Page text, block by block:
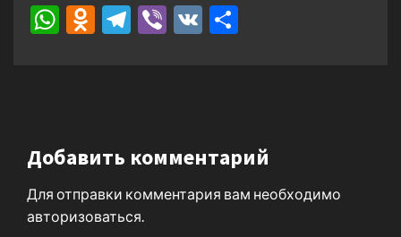
WhatsApp
Odnoklassniki
Telegram
Viber
VK
Добавить комментарий
Для отправки комментария вам необходимо
авторизоваться